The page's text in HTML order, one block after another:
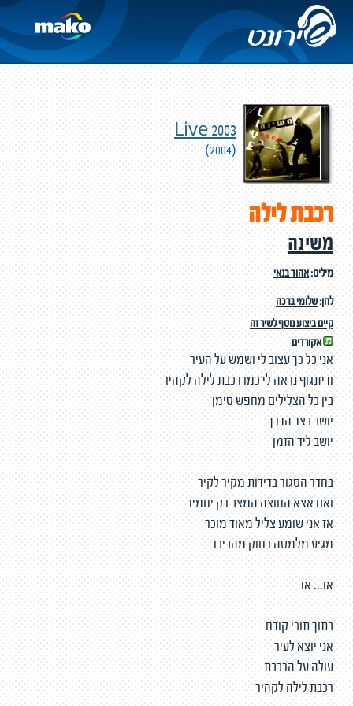
Live 2003
(2004)
רכבת לילה
משינה
מילים:אהוד בנאי
לחן:שלומי ברכה
קיים ביצוע נוסף לשיר זה
אקורדים
אני כל כך עצוב לי ושמש על העיר
ודיזנגוף נראה לי כמו רכבת לילה לקהיר
בין כל הצלילים מחפש סימן
יושב בצד הדרך
יושב ליד הזמן
בחדר הסגור בדידות מקיר לקיר
ואם אצא החוצה המצב רק יחמיר
אז אני שומע צליל מאוד מוכר
מגיע מלמטה רחוק מהכיכר
או... או
בתוך תוכי קודח
אני יוצא לעיר
עולה על הרכבת
רכבת לילה לקהיר